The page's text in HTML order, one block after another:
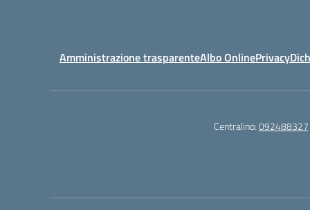
Amministrazione trasparenteAlbo OnlinePrivacy
Centralino:092488327